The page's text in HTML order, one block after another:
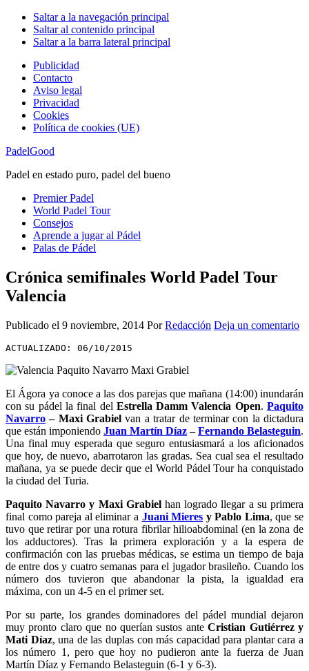
Saltar a la navegación principal
Saltar al contenido principal
Saltar a la barra lateral principal
Publicidad
Contacto
Aviso legal
Privacidad
Cookies
Política de cookies (UE)
PadelGood
Padel en estado puro, padel del bueno
Premier Padel
World Padel Tour
Consejos
Aprende a jugar al Pádel
Palas de Pádel
Crónica semifinales World Padel Tour
Valencia
Publicado el 9 noviembre, 2014 PorRedacción Deja un comentario
ACTUALIZADO: 06/10/2015
El Ágora ya conoce a las dos parejas que mañana (14:00) inundarán
con su pádel la final del Estrella Damm Valencia Open.Paquito
Navarro – Maxi Grabiel van a tratar de terminar con la dictadura
que están imponiendo Juan Martín Díaz–Fernando Belasteguin.
Una final muy esperada que seguro entusiasmará a los aficionados
que hoy, de nuevo, abarrotaron las gradas. Sea cual sea el resultado
mañana, ya se puede decir que el World Pádel Tour ha conquistado
la ciudad del Turia.
Paquito Navarro y Maxi Grabielhan logrado llegar a su primera
final como pareja al eliminar a Juani Mieres y Pablo Lima, que se
tuvo que retirar por una rotura fibrilar hilioabdominal (en la zona de
los adductores). Tras la primera exploración y a la espera de
confirmación con las pruebas médicas, se estima un tiempo de baja
de entre dos y cuatro semanas para el jugador brasileño. Cuando los
número dos tuvieron que abandonar la pista, la igualdad era
máxima, con un 4-5 en el primer set.
Por su parte, los grandes dominadores del pádel mundial dejaron
muy pronto claro que no querían sustos anteCristian Gutiérrez y
Mati Díaz, una de las duplas con más capacidad para plantar cara a
los número 1, pero que hoy no pudieron ante la fuerza de Juan
Martín Díaz y Fernando Belasteguin (6-1 y 6-3).